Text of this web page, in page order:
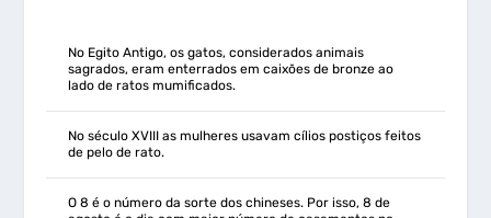
No Egito Antigo, os gatos, considerados animais
sagrados, eram enterrados em caixões de bronze ao
lado de ratos mumificados.
No século XVIII as mulheres usavam cílios postiços feitos
de pelo de rato.
O 8 é o número da sorte dos chineses. Por isso, 8 de